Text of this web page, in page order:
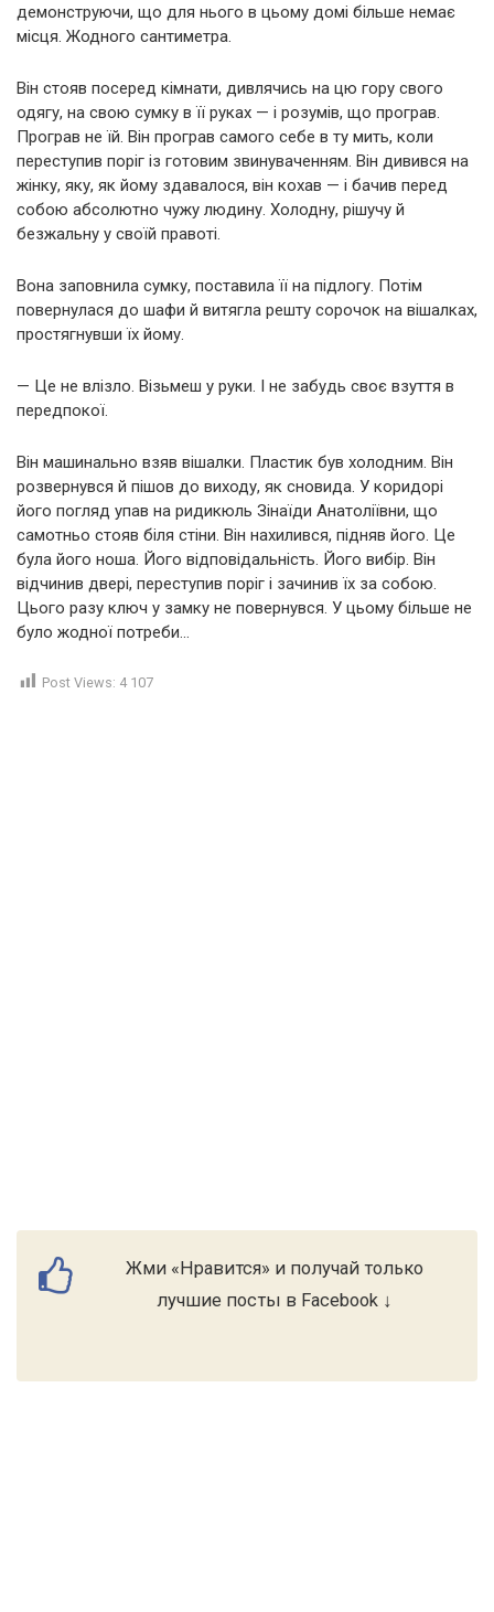
демонструючи, що для нього в цьому домі більше немає
місця. Жодного сантиметра.
Він стояв посеред кімнати, дивлячись на цю гору свого
одягу, на свою сумку в її руках — і розумів, що програв.
Програв не їй. Він програв самого себе в ту мить, коли
переступив поріг із готовим звинуваченням. Він дивився на
жінку, яку, як йому здавалося, він кохав — і бачив перед
собою абсолютно чужу людину. Холодну, рішучу й
безжальну у своїй правоті.
Вона заповнила сумку, поставила її на підлогу. Потім
повернулася до шафи й витягла решту сорочок на вішалках,
простягнувши їх йому.
— Це не влізло. Візьмеш у руки. І не забудь своє взуття в
передпокої.
Він машинально взяв вішалки. Пластик був холодним. Він
розвернувся й пішов до виходу, як сновида. У коридорі
його погляд упав на ридикюль Зінаїди Анатоліївни, що
самотньо стояв біля стіни. Він нахилився, підняв його. Це
була його ноша. Його відповідальність. Його вибір. Він
відчинив двері, переступив поріг і зачинив їх за собою.
Цього разу ключ у замку не повернувся. У цьому більше не
було жодної потреби…
Post Views: 4 107
Жми «Нравится» и получай только
лучшие посты в Facebook ↓